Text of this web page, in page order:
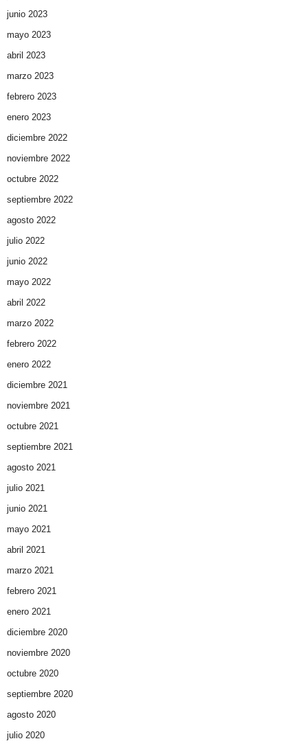
junio 2023
mayo 2023
abril 2023
marzo 2023
febrero 2023
enero 2023
diciembre 2022
noviembre 2022
octubre 2022
septiembre 2022
agosto 2022
julio 2022
junio 2022
mayo 2022
abril 2022
marzo 2022
febrero 2022
enero 2022
diciembre 2021
noviembre 2021
octubre 2021
septiembre 2021
agosto 2021
julio 2021
junio 2021
mayo 2021
abril 2021
marzo 2021
febrero 2021
enero 2021
diciembre 2020
noviembre 2020
octubre 2020
septiembre 2020
agosto 2020
julio 2020